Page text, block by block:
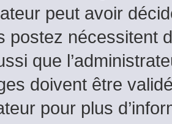
peut avoir
postez nécessitent
que
doivent être
pour plus